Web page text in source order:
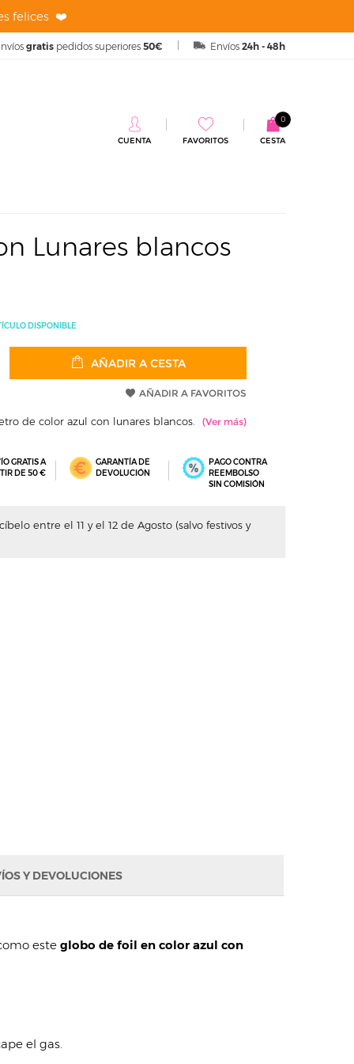
felices ❤️
Envíos 24h - 48h
gratis pedidos superiores 50€
CESTA
0
CUENTA FAVORITOS
Lunares blancos
DISPONIBLE
AÑADIR A CESTA
AÑADIR A FAVORITOS
de color azul con lunares blancos.
GRATIS A
DE 50 €
GARANTÍA DE
DEVOLUCIÓN
PAGO CONTRA
REEMBOLSO
SIN COMISIÓN
entre el 11 y el 12 de Agosto (salvo festivos y
Y DEVOLUCIONES
este globo de foil en color azul con
el gas.